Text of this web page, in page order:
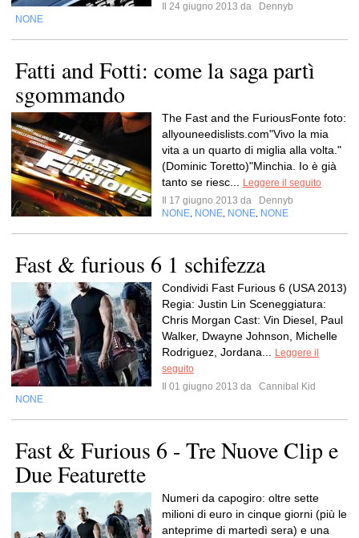
Il 24 giugno 2013 da
Dennyb
NONE
Fatti and Fotti: come la saga partì
sgommando
The Fast and the FuriousFonte foto:
allyouneedislists.com"Vivo la mia
vita a un quarto di miglia alla volta."
(Dominic Toretto)"Minchia. Io è già
tanto se riesc...
Leggere il seguito
Il 17 giugno 2013 da
Dennyb
NONE NONE NONE NONE
Fast & furious 6 1 schifezza
Condividi Fast Furious 6 (USA 2013)
Regia: Justin Lin Sceneggiatura:
Chris Morgan Cast: Vin Diesel, Paul
Walker, Dwayne Johnson, Michelle
Rodriguez, Jordana...
Leggere il
seguito
Il 01 giugno 2013 da
Cannibal Kid
NONE
Fast & Furious 6 - Tre Nuove Clip e
Due Featurette
Numeri da capogiro: oltre sette
milioni di euro in cinque giorni (più le
anteprime di martedì sera) e una